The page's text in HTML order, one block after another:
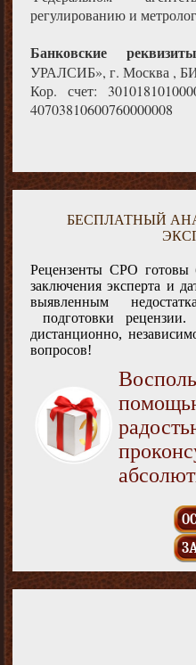
регулированию и
Банковские
УРАЛСИБ», г. Москва ,
Кор. счет:
40703810600760000008
БЕСПЛАТНЫЙ
Рецензенты СРО готовы
заключения эксперта и
выявленным
подготовки рецензии.
дистанционно,
вопросов!